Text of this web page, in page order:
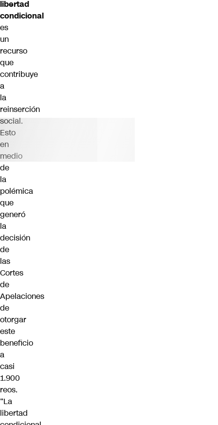
libertad
condicional
es
un
recurso
que
contribuye
a
la
reinserción
social.
Esto
en
medio
de
la
polémica
que
generó
la
decisión
de
las
Cortes
de
Apelaciones
de
otorgar
este
beneficio
a
casi
1.900
reos.
“La
libertad